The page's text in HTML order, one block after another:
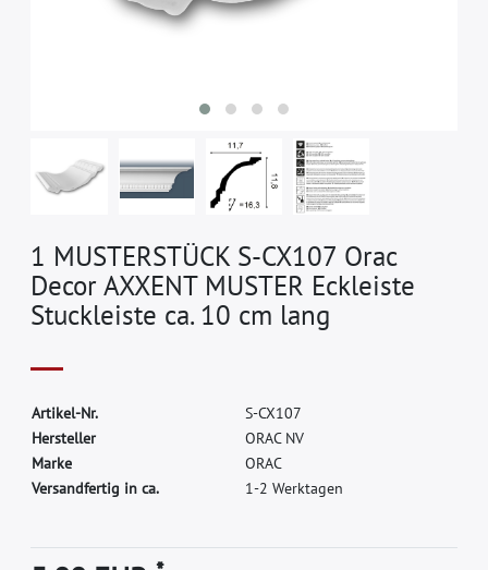
1 MUSTERSTÜCK S-CX107 Orac
Decor AXXENT MUSTER Eckleiste
Stuckleiste ca. 10 cm lang
Artikel-Nr. S-CX107
Hersteller ORAC NV
Marke ORAC
Versandfertig in ca.
1-2 Werktagen